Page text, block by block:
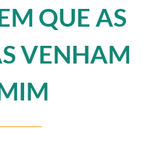
QUE AS
VENHAM